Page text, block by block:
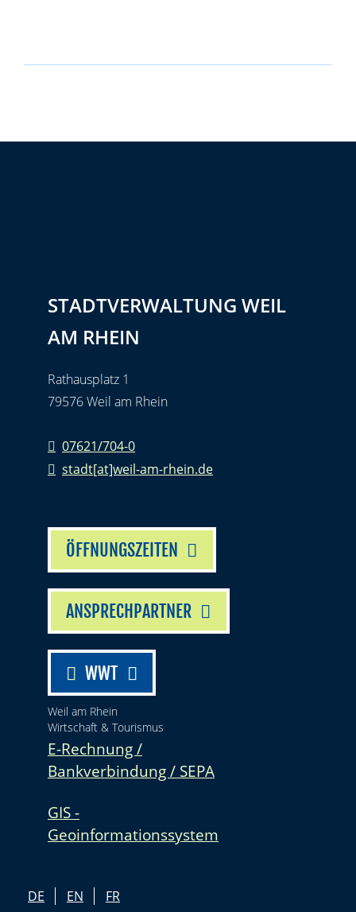
STADTVERWALTUNG WEIL
AM RHEIN
Rathausplatz 1
79576 Weil am Rhein
07621/704-0
stadt[at]weil-am-rhein.de
ÖFFNUNGSZEITEN
ANSPRECHPARTNER
WWT
Weil am Rhein
Wirtschaft & Tourismus
E-Rechnung /
Bankverbindung / SEPA
GIS -
Geoinformationssystem
DE EN FR